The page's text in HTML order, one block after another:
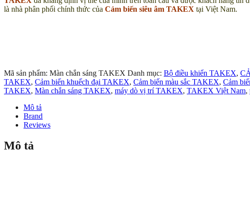
là nhà phân phối chính thức của Cảm biến siêu âm TAKEX tại Việt Nam.
Mã sản phẩm: Màn chắn sáng TAKEX Danh mục: Bộ điều khiển TAKEX,
TAKEX, Cảm biến khuếch đại TAKEX, Cảm biến màu sắc TAKEX, Cảm
TAKEX, Màn chắn sáng TAKEX, máy dò vị trí TAKEX, TAKEX Việt Nam,
Mô tả
Brand
Reviews
Mô tả